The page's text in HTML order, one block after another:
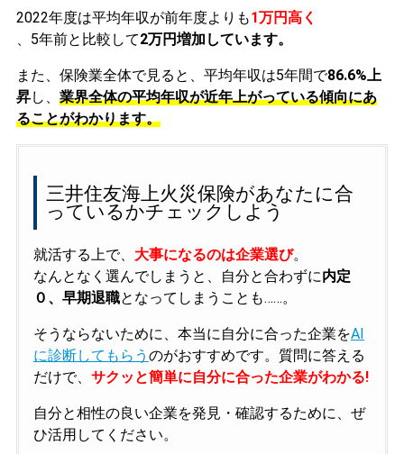
2022年度は平均年収が前年度よりも1万円高く
、5年前と比較して2万円増加しています。
また、保険業全体で見ると、平均年収は5年間で86.6%上
昇し、 業界全体の平均年収が近年上がっている傾向にあ
ることがわかります。
三井住友海上火災保険があなたに合
っているかチェックしよう
就活する上で、 大事になるのは企業選び。
なんとなく選んでしまうと、自分と合わずに内定
０、早期退職となってしまうことも……。
そうならないために、本当に自分に合った企業をAI
に診断してもらう のがおすすめです。質問に答える
だけで、 サクッと簡単に自分に合った企業がわかる!
自分と相性の良い企業を発見・確認するために、ぜ
ひ活用してください。